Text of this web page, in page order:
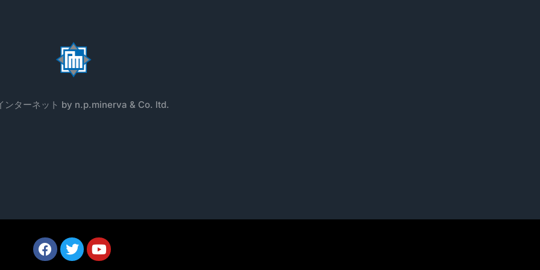
ンターネット by n.p.minerva & Co. ltd.